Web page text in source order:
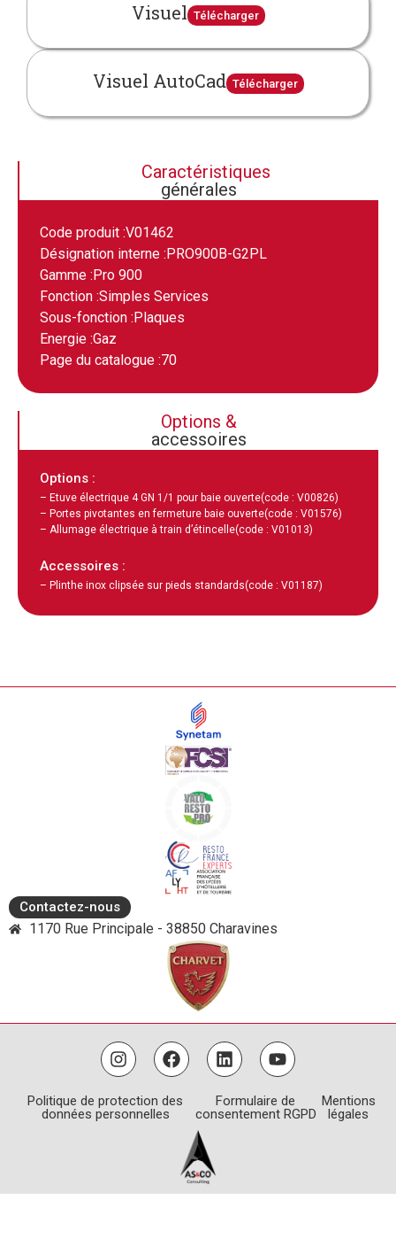
Visuel Télécharger
Visuel AutoCad Télécharger
Caractéristiques
générales
Code produit :V01462
Désignation interne : PRO900B-G2PL
Gamme : Pro 900
Fonction :Simples Services
Sous-fonction : Plaques
Energie :Gaz
Page du catalogue :70
Options &
accessoires
Options :
– Etuve électrique 4 GN 1/1 pour baie ouverte(code : V00826)
– Portes pivotantes en fermeture baie ouverte(code : V01576)
– Allumage électrique à train d’étincelle(code : V01013)
Accessoires :
– Plinthe inox clipsée sur pieds standards(code : V01187)
Contactez-nous
1170 Rue Principale - 38850 Charavines
Politique de protection des
données personnelles
Formulaire de
consentement RGPD
Mentions
légales